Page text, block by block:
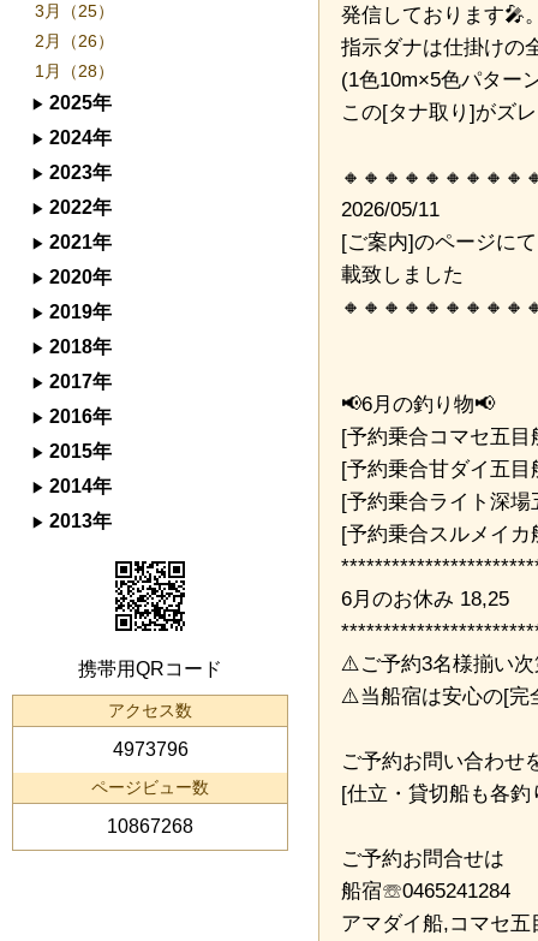
発信しております🎤
指示ダナは仕掛けの
(1色10m×5色パター
この[タナ取り]がズ
2026/05/11
[ご案内]のページに
載致しました
📢6月の釣り物📢
[予約乗合コマセ五目
[予約乗合甘ダイ五目
[予約乗合ライト深場
[予約乗合スルメイカ
6月のお休み 18,25
⚠️ご予約3名様揃い次
⚠️当船宿は安心の[完
ご予約お問い合わせ
[仕立・貸切船も各
ご予約お問合せは
船宿☏0465241284
アマダイ船,コマセ五
3月（25）
2月（26）
1月（28）
2025年
2024年
2023年
2022年
2021年
2020年
2019年
2018年
2017年
2016年
2015年
2014年
2013年
携帯用QRコード
アクセス数
4973796
ページビュー数
10867268